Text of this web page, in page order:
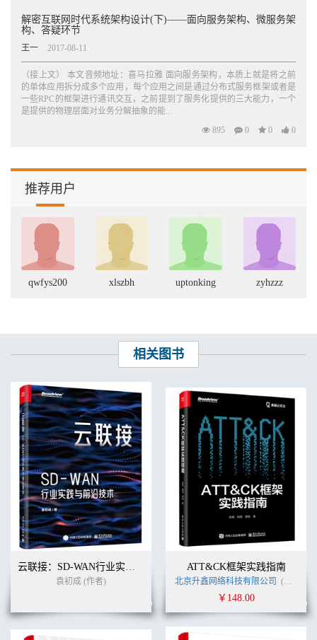
解密互联网时代系统架构设计(下)——面向服务架构、微服务架
构、答疑环节
王一 2017-08-11
（接上文） 本文音频地址：喜马拉雅 面向服务架构，本质上就是将之前
的单体应用拆分成多个应用，每个应用之间是通过分布式服务框架或者是
一些RPC的框架进行通讯交互，之前提到了服务化提供的三大能力，一个
是提供的物理层面对业务分解抽象的能...
895
0 0 0
推荐用户
qwfys200 xlszbh uptonking zyhzzz
相关图书
袁初成 (作者)
ATT&CK框架实践指南
北京升鑫网络科技有限公司 (作者)
￥148.00